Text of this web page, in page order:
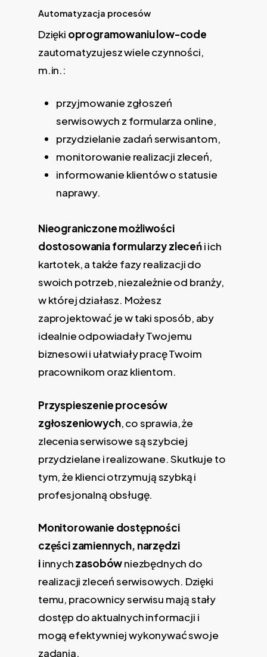
Automatyzacja procesów
Dzięki oprogramowaniu low-code
zautomatyzujesz wiele czynności,
m.in.:
przyjmowanie zgłoszeń
serwisowych z formularza online,
przydzielanie zadań serwisantom,
monitorowanie realizacji zleceń,
informowanie klientów o statusie
naprawy.
Nieograniczone możliwości
dostosowania formularzy zleceńi ich
kartotek, a także fazy realizacji do
swoich potrzeb, niezależnie od branży,
w której działasz. Możesz
zaprojektować je w taki sposób, aby
idealnie odpowiadały Twojemu
biznesowi i ułatwiały pracę Twoim
pracownikom oraz klientom.
Przyspieszenie procesów
zgłoszeniowych, co sprawia, że
zlecenia serwisowe są szybciej
przydzielane i realizowane. Skutkuje to
tym, że klienci otrzymują szybką i
profesjonalną obsługę.
Monitorowanie dostępności
częścizamiennych, narzędzi
iinnychzasobówniezbędnych do
realizacji zleceń serwisowych. Dzięki
temu, pracownicy serwisu mają stały
dostęp do aktualnych informacji i
mogą efektywniej wykonywać swoje
zadania.